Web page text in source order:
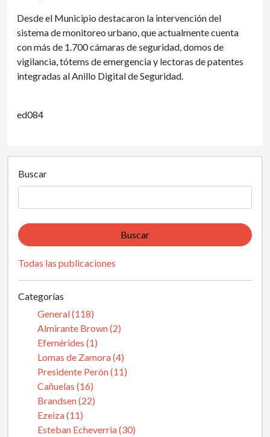
Desde el Municipio destacaron la intervención del
sistema de monitoreo urbano, que actualmente cuenta
con más de 1.700 cámaras de seguridad, domos de
vigilancia, tótems de emergencia y lectoras de patentes
integradas al Anillo Digital de Seguridad.
ed084
Buscar
Buscar
Todas las publicaciones
Categorías
General (118)
Almirante Brown (2)
Efemérides (1)
Lomas de Zamora (4)
Presidente Perón (11)
Cañuelas (16)
Brandsen (22)
Ezeiza (11)
Esteban Echeverria (30)